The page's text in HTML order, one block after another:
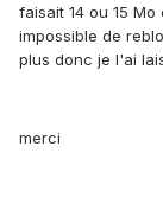
faisait 14 ou 15
impossible de
plus donc je l'ai
merci